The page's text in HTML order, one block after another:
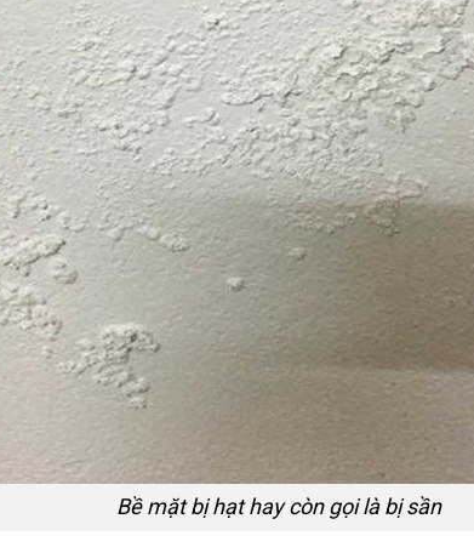
Bề mặt bị hạt hay còn gọi là bị sần